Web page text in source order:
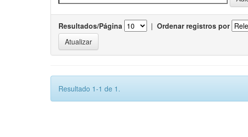
Resultados/Página | Ordenar registros por
Resultado 1-1 de 1.